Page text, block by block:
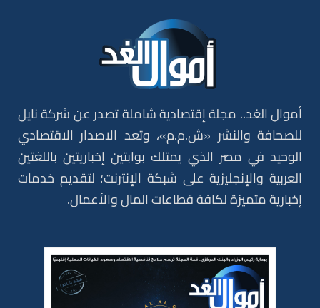
أموال الغد.. مجلة إقتصادية شاملة تصدر عن شركة نايل
للصحافة والنشر «ش.م.م»، وتعد الاصدار الاقتصادي
الوحيد في مصر الذي يمتلك بوابتين إخباريتين باللغتين
العربية والإنجليزية على شبكة الإنترنت؛ لتقديم خدمات
إخبارية متميزة لكافة قطاعات المال والأعمال.